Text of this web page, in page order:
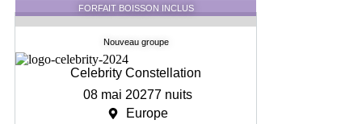
FORFAIT BOISSON INCLUS
Nouveau groupe
Celebrity Constellation
08 mai 20277 nuits
Europe